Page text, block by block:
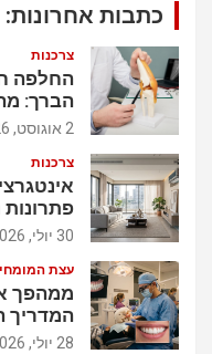
כתבות אחרונות:
צרכנות
החלפה
הברך:
2 אוגוסט, 2026
צרכנות
פתרונות
30 יולי, 2026
עצת
ממהפך
המדריך
28 יולי, 2026